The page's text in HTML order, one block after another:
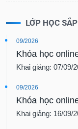
LỚP HỌC
09/2026
Khóa học
Khai giảng: 07/09/
09/2026
Khóa học
Khai giảng: 16/09/